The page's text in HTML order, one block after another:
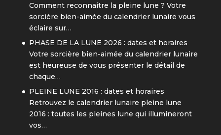
Comment reconnaitre la pleine lune ? Votre
sorcière bien-aimée du calendrier lunaire vous
éclaire sur…
PHASE DE LA LUNE 2026 : dates et horaires
Votre sorcière bien-aimée du calendrier lunaire
est heureuse de vous présenter le détail de
chaque…
PLEINE LUNE 2016 : dates et horaires
Retrouvez le calendrier lunaire pleine lune
2016 : toutes les pleines lune qui illumineront
vos…